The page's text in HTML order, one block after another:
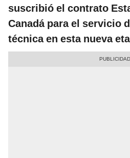
suscribió el contrato
Canadá para el servicio
técnica en esta nueva